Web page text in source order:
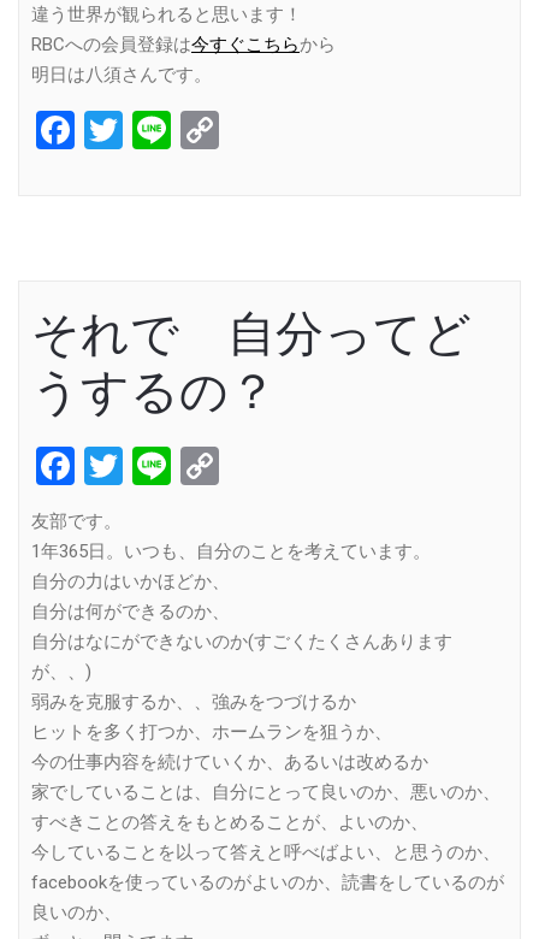
違う世界が観られると思います！
RBCへの会員登録は今すぐこちらから
明日は八須さんです。
Facebook
Twitter
Line
それで 自分ってど
うするの？
Facebook
Twitter
Line
友部です。
1年365日。いつも、自分のことを考えています。
自分の力はいかほどか、
自分は何ができるのか、
自分はなにができないのか(すごくたくさんあります
が、、)
弱みを克服するか、、強みをつづけるか
ヒットを多く打つか、ホームランを狙うか、
今の仕事内容を続けていくか、あるいは改めるか
家でしていることは、自分にとって良いのか、悪いのか、
すべきことの答えをもとめることが、よいのか、
今していることを以って答えと呼べばよい、と思うのか、
facebookを使っているのがよいのか、読書をしているのが
良いのか、